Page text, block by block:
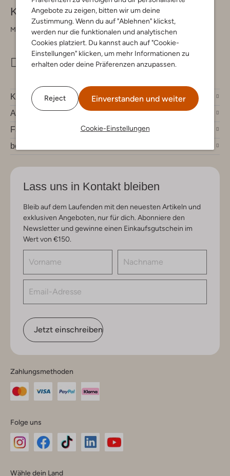
Angebote zu zeigen, bitten wir um deine
Zustimmung. Wenn du auf "Ablehnen" klickst,
werden nur die funktionalen und analytischen
Cookies platziert. Du kannst auch auf "Cookie-
Einstellungen" klicken, um mehr Informationen zu
erhalten oder deine Präferenzen anzupassen.
Reject Einverstanden und weiter
Cookie-Einstellungen
Kontakt
Montag - Freitag 09:00 - 17:00 uur
info@omoda.de
Kundenservice
Account
Fashion News
bei Omoda
Lass uns in Kontakt bleiben
Bleib auf dem Laufenden mit den neuesten Artikeln und
exklusiven Angeboten, nur für dich. Abonniere den
Newsletter und gewinne einen Einkaufsgutschein im
Wert von €150.
Jetzt einschreiben
Zahlungsmethoden
Folge uns
Wähle dein Land